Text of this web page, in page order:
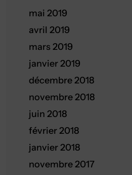
mai 2019
avril 2019
mars 2019
janvier 2019
décembre 2018
novembre 2018
juin 2018
février 2018
janvier 2018
novembre 2017